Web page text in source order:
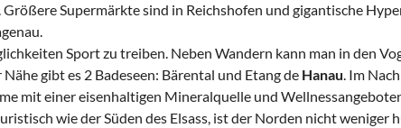
Supermärkte sind in Reichshofen und gigantische
Sport zu treiben. Neben Wandern kann man in den
gibt es 2 Badeseen: Bärental und Etang de Hanau. Im
mit einer eisenhaltigen Mineralquelle und
wie der Süden des Elsass, ist der Norden nicht weniger